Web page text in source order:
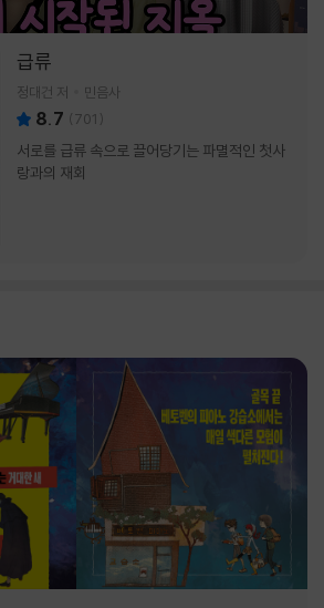
급류
정대건 저 민음사
8.7 (701 )
서로를 급류 속으로 끌어당기는 파멸적인 첫사
랑과의 재회